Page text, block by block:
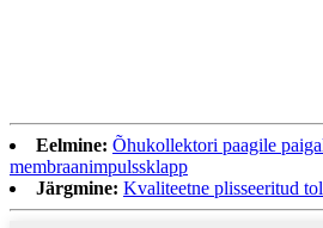
Eelmine: Õhukollektori paagile
membraanimpulssklapp
Järgmine: Kvaliteetne plisseeritud